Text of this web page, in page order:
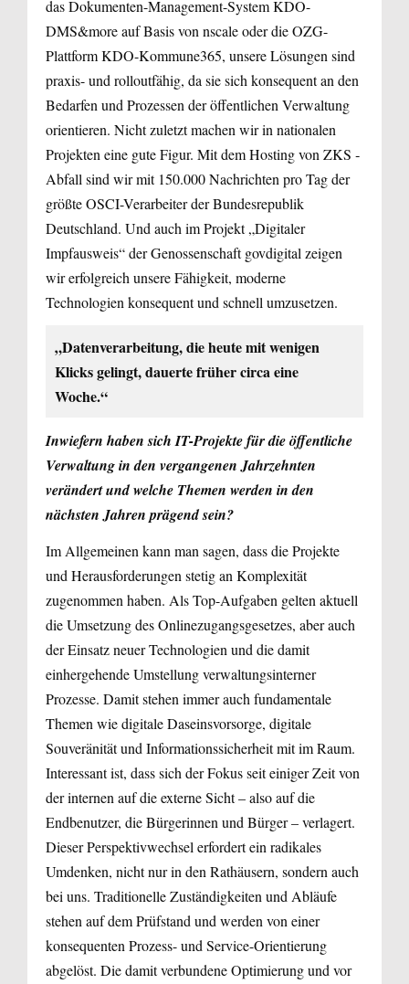
das Dokumenten-Management-System KDO-
DMS&more auf Basis von nscale oder die OZG-
Plattform KDO-Kommune365, unsere Lösungen sind
praxis- und rolloutfähig, da sie sich konsequent an den
Bedarfen und Prozessen der öffentlichen Verwaltung
orientieren. Nicht zuletzt machen wir in nationalen
Projekten eine gute Figur. Mit dem Hosting von ZKS ­
Abfall sind wir mit 150.000 Nachrichten pro Tag der
größte OSCI-­Ver­arbeiter der Bundesrepublik
Deutschland. Und auch im Projekt „Digitaler
Impfausweis“ der Genossenschaft govdigital zeigen
wir erfolgreich unsere Fähigkeit, moderne
Technologien konsequent und schnell umzusetzen.
„Datenverarbeitung, die heute mit wenigen
Klicks gelingt, dauerte früher circa eine
Woche.“
Inwiefern haben sich IT-Projekte für die öffentliche
Verwaltung in den vergangenen Jahrzehnten
verändert und welche Themen werden in den
nächsten Jahren prägend sein?
Im Allgemeinen kann man sagen, dass die Projekte
und Herausforderungen stetig an Komplexität
zugenommen haben. Als Top-Aufgaben gelten aktuell
die Umsetzung des Onlinezugangsgesetzes, aber auch
der Einsatz neuer Technologien und die damit
einhergehende Umstellung verwaltungsinterner
Prozesse. Damit stehen immer auch fundamentale
Themen wie digitale Daseinsvorsorge, digitale
Souveränität und Informationssicherheit mit im Raum.
Interessant ist, dass sich der Fokus seit einiger Zeit von
der internen auf die externe Sicht – also auf die
Endbenutzer, die Bürgerinnen und Bürger – verlagert.
Dieser Perspektivwechsel erfordert ein radikales
Umdenken, nicht nur in den Rathäusern, sondern auch
bei uns. Traditionelle Zuständigkeiten und Abläufe
stehen auf dem Prüfstand und werden von einer
konsequenten Prozess- und Service-Orientierung
abgelöst. Die damit verbundene Optimierung und vor